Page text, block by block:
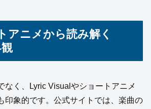
アニメから読み解く
観
なく、Lyric Visualやショートアニメ
印象的です。公式サイトでは、楽曲の